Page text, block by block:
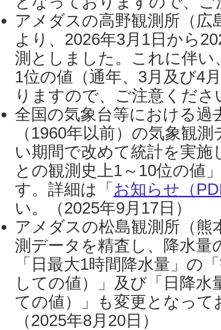
アメダスの高野観測所（
より、2026年3月1日から
測としました。これに伴い
1位の値（通年、3月及び4
りますので、ご注意くだ
全国の気象台等における過
（1960年以前）の気象観
い期間で改めて統計を実
との観測史上1～10位の値
す。詳細は「 お知らせ（
い。（2025年9月17日）
アメダスの松島観測所（熊
測データを精査し、降水
「日最大1時間降水量」の
しての値）」及び「日降
ての値）」も変更となっ
（2025年8月20日）